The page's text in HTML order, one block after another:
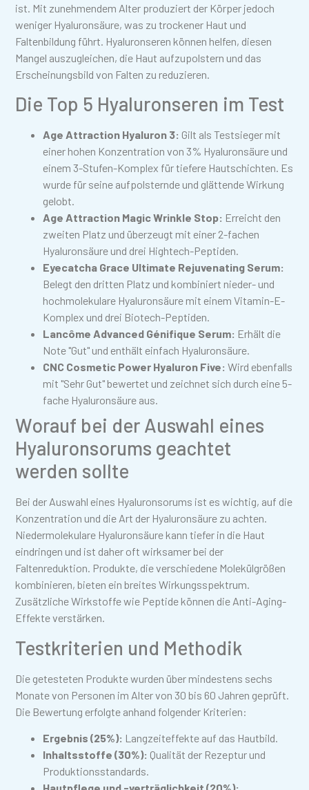
ist. Mit zunehmendem Alter produziert der Körper jedoch
weniger Hyaluronsäure, was zu trockener Haut und
Faltenbildung führt. Hyaluronseren können helfen, diesen
Mangel auszugleichen, die Haut aufzupolstern und das
Erscheinungsbild von Falten zu reduzieren.
Die Top 5 Hyaluronseren im Test
Age Attraction Hyaluron 3: Gilt als Testsieger mit
einer hohen Konzentration von 3% Hyaluronsäure und
einem 3-Stufen-Komplex für tiefere Hautschichten. Es
wurde für seine aufpolsternde und glättende Wirkung
gelobt.
Age Attraction Magic Wrinkle Stop: Erreicht den
zweiten Platz und überzeugt mit einer 2-fachen
Hyaluronsäure und drei Hightech-Peptiden.
Eyecatcha Grace Ultimate Rejuvenating Serum:
Belegt den dritten Platz und kombiniert nieder- und
hochmolekulare Hyaluronsäure mit einem Vitamin-E-
Komplex und drei Biotech-Peptiden.
Lancôme Advanced Génifique Serum: Erhält die
Note "Gut" und enthält einfach Hyaluronsäure.
CNC Cosmetic Power Hyaluron Five: Wird ebenfalls
mit "Sehr Gut" bewertet und zeichnet sich durch eine 5-
fache Hyaluronsäure aus.
Worauf bei der Auswahl eines
Hyaluronsorums geachtet
werden sollte
Bei der Auswahl eines Hyaluronsorums ist es wichtig, auf die
Konzentration und die Art der Hyaluronsäure zu achten.
Niedermolekulare Hyaluronsäure kann tiefer in die Haut
eindringen und ist daher oft wirksamer bei der
Faltenreduktion. Produkte, die verschiedene Molekülgrößen
kombinieren, bieten ein breites Wirkungsspektrum.
Zusätzliche Wirkstoffe wie Peptide können die Anti-Aging-
Effekte verstärken.
Testkriterien und Methodik
Die getesteten Produkte wurden über mindestens sechs
Monate von Personen im Alter von 30 bis 60 Jahren geprüft.
Die Bewertung erfolgte anhand folgender Kriterien:
Ergebnis (25%): Langzeiteffekte auf das Hautbild.
Inhaltsstoffe (30%): Qualität der Rezeptur und
Produktionsstandards.